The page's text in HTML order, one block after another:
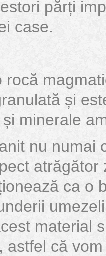
părți
case.
rocă
și
minerale
nu numai
atrăgător
ca o
material
astfel că